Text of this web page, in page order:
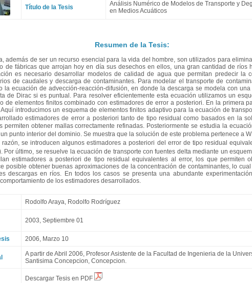
Título de la Tesis
Análisis Numérico de Modelos de Transporte y
en Medios Acuáticos
Resumen de la Tesis:
además de ser un recurso esencial para la vida del hombre, son utilizados para
de fábricas que arrojan hoy en día sus desechos en ellos, una gran cantidad de ríos
es necesario desarrollar modelos de calidad de agua que permitan predecir la
de caudales y descarga de contaminantes. Para modelar el transporte de
la ecuación de advección-reacción-difusión, en donde la descarga se modela con
de Dirac si es puntual. Para resolver eficientemente esta ecuación utilizamos un
de elementos finitos combinado con estimadores de error a posteriori. En la primera
introducimos un esquema de elementos finitos adaptivo para la ecuación de
estimadores de error a posteriori tanto de tipo residual como basados en la
permiten obtener mallas correctamente refinadas. Posteriormente se estudia la
punto interior del dominio. Se muestra que la solución de este problema pertenece a
razón, se introducen algunos estimadores a posteriori del error de tipo residual
Por último, se resuelve la ecuación de transporte con fuentes delta mediante un
estimadores a posteriori de tipo residual equivalentes al error, los que permiten
posible obtener buenas aproximaciones de la concentración de contaminantes, lo
descargas en ríos. En todos los casos se presenta una abundante
de los estimadores desarrollados.
Rodolfo Araya, Rodolfo Rodríguez
2003, Septiembre 01
2006, Marzo 10
A partir de Abril 2006, Profesor Asistente de la Facultad de Ingenieria de la
Santisima Concepcion, Concepcion.
Descargar Tesis en PDF